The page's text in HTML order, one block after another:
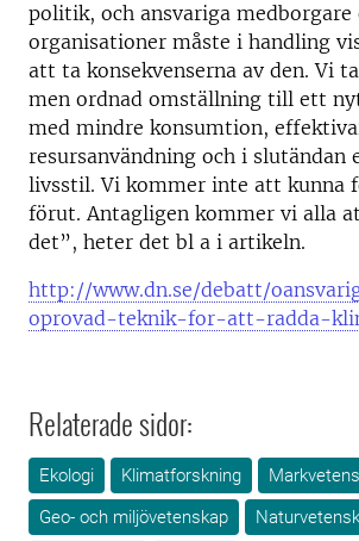
politik, och ansvariga medborgare
organisationer måste i handling
att ta konsekvenserna av den. Vi
men ordnad omställning till ett
med mindre konsumtion,
resursanvändning och i slutändan
livsstil. Vi kommer inte att kunna
förut. Antagligen kommer vi alla
det”, heter det bl a i artikeln.
http://www.dn.se/debatt/
oprovad-teknik-for-att-radda-
Relaterade sidor:
Ekologi Klimatforskning
Geo- och miljövetenskap